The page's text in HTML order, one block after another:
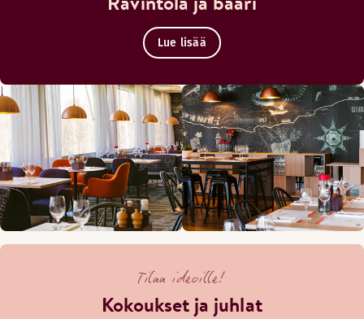
Lue lisää
Tilaa ideoille!
Kokoukset ja juhlat